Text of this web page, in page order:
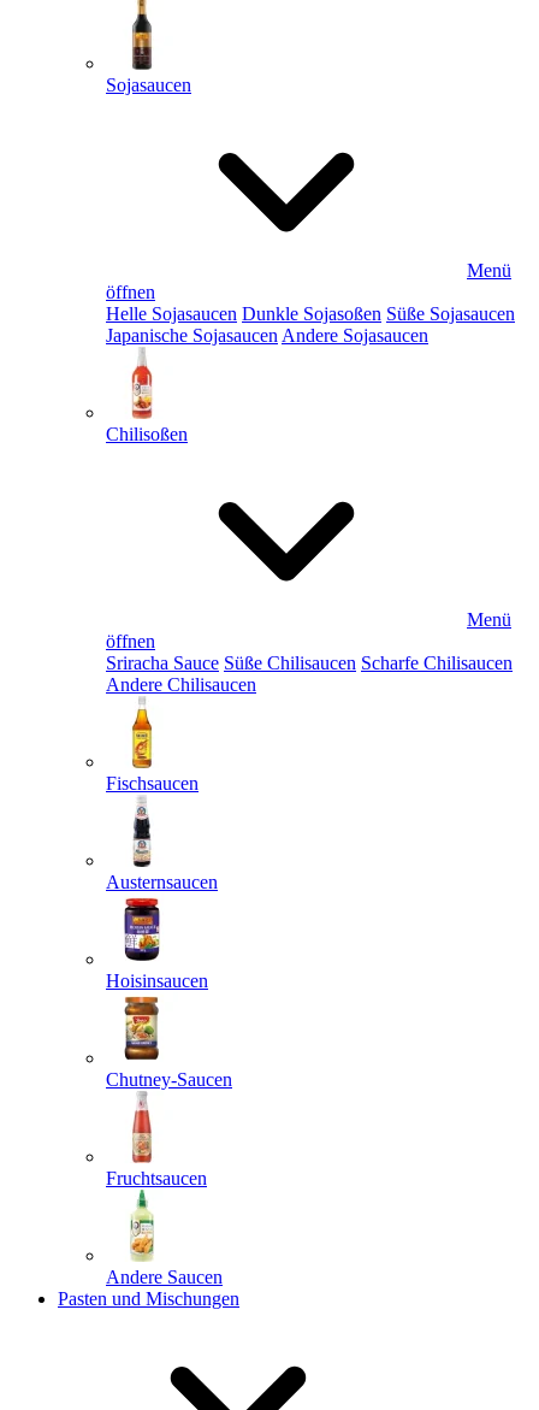
Sojasaucen
Menü
öffnen
Helle Sojasaucen Dunkle Sojasoßen Süße Sojasaucen
Japanische Sojasaucen Andere Sojasaucen
Chilisoßen
Menü
öffnen
Sriracha Sauce Süße Chilisaucen Scharfe Chilisaucen
Andere Chilisaucen
Fischsaucen
Austernsaucen
Hoisinsaucen
Chutney-Saucen
Fruchtsaucen
Andere Saucen
Pasten und Mischungen